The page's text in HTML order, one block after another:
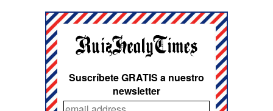
Suscríbete GRATIS a nuestro
newsletter